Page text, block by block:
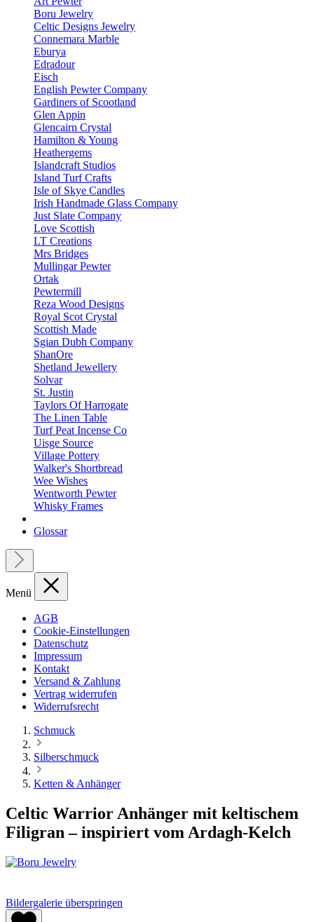
Boru Jewelry
Celtic Designs Jewelry
Connemara Marble
Eburya
Edradour
Eisch
English Pewter Company
Gardiners of Scootland
Glen Appin
Glencairn Crystal
Hamilton & Young
Heathergems
Islandcraft Studios
Island Turf Crafts
Isle of Skye Candles
Irish Handmade Glass Company
Just Slate Company
Love Scottish
LT Creations
Mrs Bridges
Mullingar Pewter
Ortak
Pewtermill
Reza Wood Designs
Royal Scot Crystal
Scottish Made
Sgian Dubh Company
ShanOre
Shetland Jewellery
Solvar
St. Justin
Taylors Of Harrogate
The Linen Table
Turf Peat Incense Co
Uisge Source
Village Pottery
Walker's Shortbread
Wee Wishes
Wentworth Pewter
Whisky Frames
Glossar
Menü
AGB
Cookie-Einstellungen
Datenschutz
Impressum
Kontakt
Versand & Zahlung
Vertrag widerrufen
Widerrufsrecht
Schmuck
Silberschmuck
Ketten & Anhänger
Celtic Warrior Anhänger mit keltischem
Filigran – inspiriert vom Ardagh-Kelch
Bildergalerie überspringen